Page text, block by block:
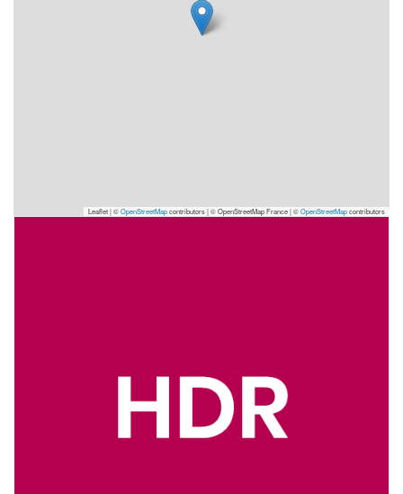
Leaflet | ©OpenStreetMapcontributors|© OpenStreetMap France | ©OpenStreetMapcontributors